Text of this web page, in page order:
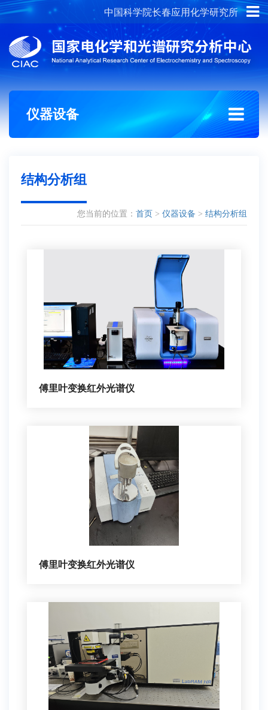
中国科学院长春应用化学研究所
概况介绍 组织架构
仪器设备
结构分析组
您当前的位置： 首页 > 仪器设备 > 结构分析组
傅里叶变换红外光谱仪
傅里叶变换红外光谱仪